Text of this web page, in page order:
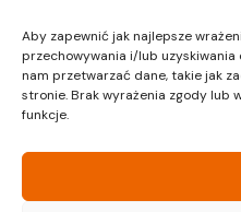
Aby zapewnić jak najlepsze
przechowywania i/lub
nam przetwarzać dane, takie jak
stronie. Brak wyrażenia zgody lub
funkcje.